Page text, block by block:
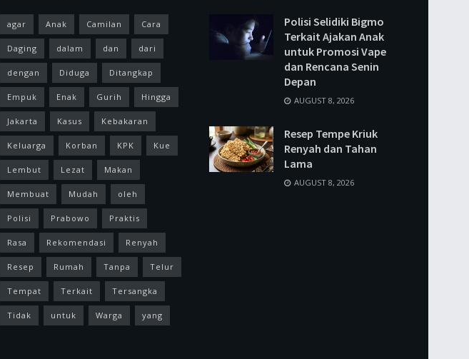
agar Anak Camilan Cara
Daging dalam dan dari
dengan Diduga Ditangkap
Empuk Enak Gurih Hingga
Jakarta Kasus Kebakaran
Keluarga Korban KPK Kue
Lembut Lezat Makan
Membuat Mudah oleh
Polisi Prabowo Praktis
Rasa Rekomendasi Renyah
Resep Rumah Tanpa Telur
Tempat Terkait Tersangka
Tidak untuk Warga yang
Polisi Selidiki Bigmo
Terkait Ajakan Anak
untuk Promosi Vape
dan Rencana Senin
Depan
AUGUST 8, 2026
Resep Tempe Kriuk
Renyah dan Tahan
Lama
AUGUST 8, 2026